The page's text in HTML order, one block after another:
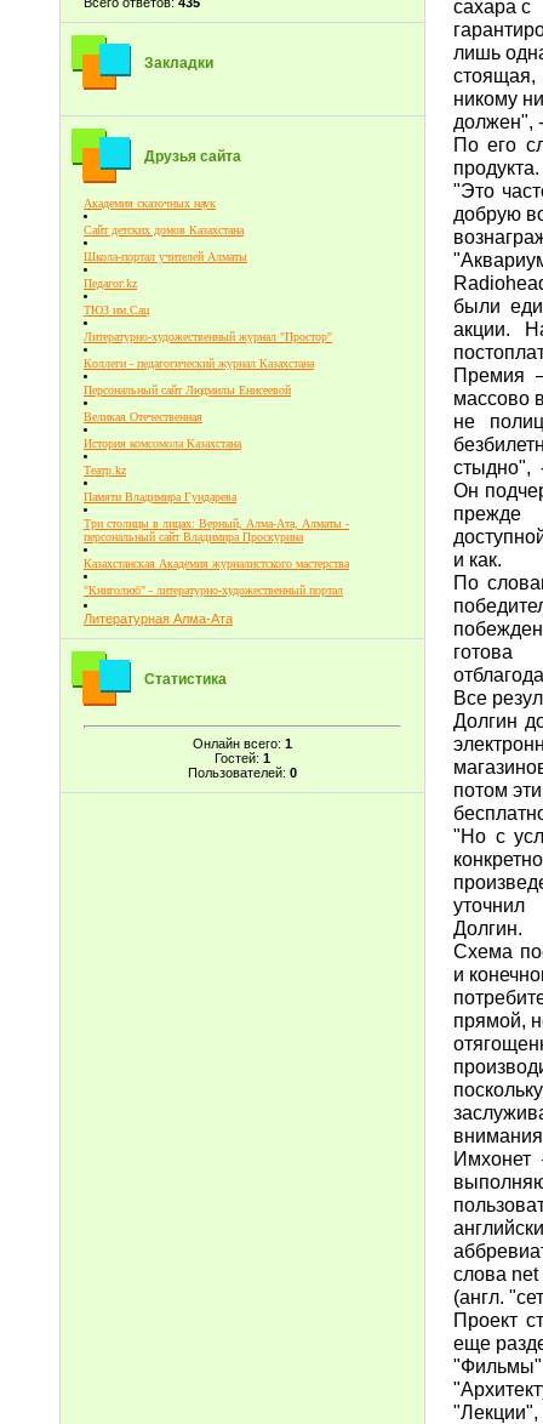
Закладки
Друзья сайта
Академия сказочных наук
Сайт детских домов Казахстана
Школа-портал учителей Алматы
Педагог.kz
ТЮЗ им.Сац
Литературно-художественный журнал "Простор"
Коллеги - педагогический журнал Казахстана
Персональный сайт Людмилы Енисеевой
Великая Отечественная
История комсомола Казахстана
Театр.kz
Памяти Владимира Гундарева
Три столицы в лицах: Верный, Алма-Ата, Алматы -
персональный сайт Владимира Проскурина
Казахстанская Академия журналистского мастерства
"Книголюб" - литературно-художественный портал
Литературная Алма-Ата
Статистика
Онлайн всего: 1
Гостей: 1
Пользователей: 0
сахара с
лишь
никому
должен",
По его
продукта.
"Это
добрую
были
акции.
Премия
массово
не
стыдно",
Он
прежде
и как.
По
готова
Все
Долгин
потом
"Но с
уточнил
Долгин.
Схема
и
прямой,
Имхонет
слова net
(англ.
Проект
еще